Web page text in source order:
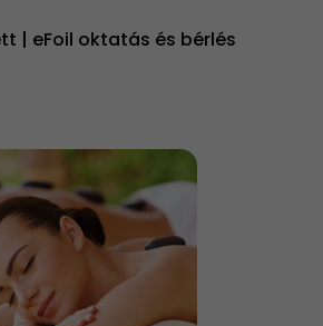
| eFoil oktatás és bérlés